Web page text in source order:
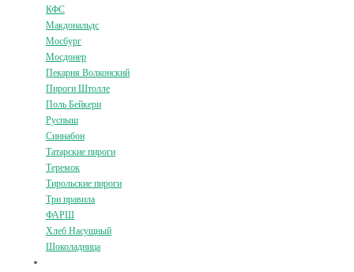
КФС
Макдональдс
Мосбург
Мосдонер
Пекарня Волконский
Пироги Штолле
Поль Бейкери
Руспыш
Синнабон
Татарские пироги
Теремок
Тирольские пироги
Три правила
ФАРШ
Хлеб Насущный
Шоколадница